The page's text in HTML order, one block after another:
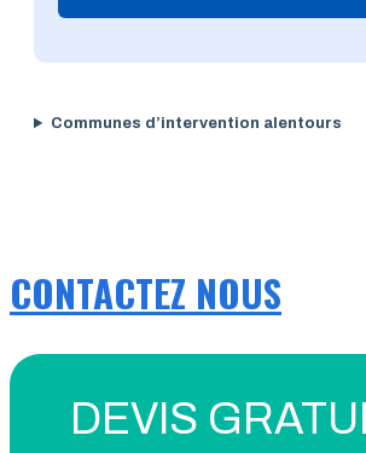
Communes d’intervention alentours
CONTACTEZ NOUS
DEVIS